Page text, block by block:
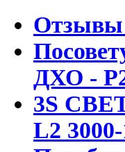
Отзывы
ДХО -
3S
L2